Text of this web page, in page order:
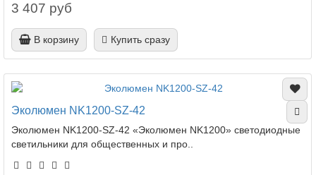
3 407 руб
В корзину Купить сразу
Эколюмен NK1200-SZ-42
Эколюмен NK1200-SZ-42 «Эколюмен NK1200» светодиодные
светильники для общественных и про..